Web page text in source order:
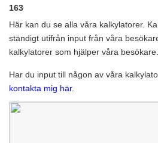
163
Här kan du se alla våra kalkylatorer.
ständigt utifrån input från våra
kalkylatorer som hjälper våra besökare.
Har du input till någon av våra
kontakta mig här.